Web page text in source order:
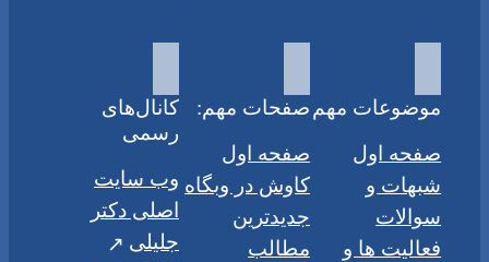
موضوعات مهم
صفحه اول
شبهات و
سوالات
فعالیت ها و
صفحات مهم:
صفحه اول
کاوش در وبگاه
جدیدترین
مطالب
کانال‌های
رسمی
وب سایت
اصلی دکتر
جلیلی